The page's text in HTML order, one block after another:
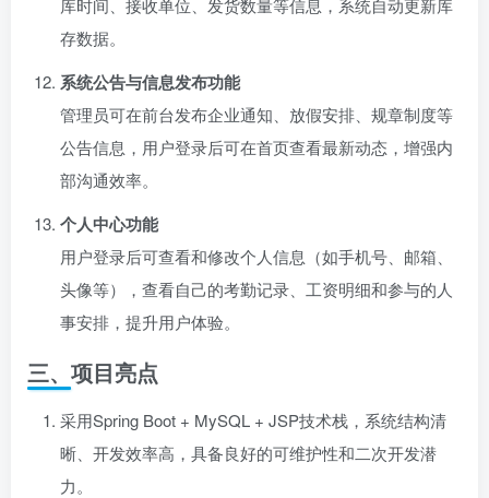
库时间、接收单位、发货数量等信息，系统自动更新库
存数据。
系统公告与信息发布功能
管理员可在前台发布企业通知、放假安排、规章制度等
公告信息，用户登录后可在首页查看最新动态，增强内
部沟通效率。
个人中心功能
用户登录后可查看和修改个人信息（如手机号、邮箱、
头像等），查看自己的考勤记录、工资明细和参与的人
事安排，提升用户体验。
三、项目亮点
采用Spring Boot + MySQL + JSP技术栈，系统结构清
晰、开发效率高，具备良好的可维护性和二次开发潜
力。